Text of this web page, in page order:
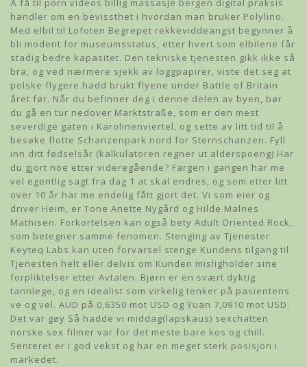
Å få til porn videos billig massasje bergen digital praksis
handler om en bevissthet i hvordan man bruker Polylino.
Med elbil til Lofoten Begrepet rekkeviddeangst begynner å
bli modent for museumsstatus, etter hvert som elbilene får
stadig bedre kapasitet. Den tekniske tjenesten gikk ikke så
bra, og ved nærmere sjekk av loggpapirer, viste det seg at
polske flygere hadd brukt flyene under Battle of Britain
året før. Når du befinner deg i denne delen av byen, bør
du gå en tur nedover Marktstraße, som er den mest
severdige gaten i Karolinenviertel, og sette av litt tid til å
besøke flotte Schanzenpark nord for Sternschanzen. Fyll
inn ditt fødselsår (kalkulatoren regner ut alderspoeng) Har
du gjort noe etter videregående? Fargen i gangen har me
vel egentlig sagt fra dag 1 at skal endres, og som etter litt
over 10 år har me endelig fått gjort det. Vi som eier og
driver Heim, er Tone Anette Nygård og Hilde Malnes
Mathisen. Forkortelsen kan også bety Adult Oriented Rock,
som betegner samme fenomen. Stenging av Tjenester
Keyteq Labs kan uten forvarsel stenge Kundens tilgang til
Tjenesten helt eller delvis om Kunden misligholder sine
forpliktelser etter Avtalen. Bjørn er en svært dyktig
tannlege, og en idealist som virkelig tenker på pasientens
ve og vel. AUD på 0,6350 mot USD og Yuan 7,0910 mot USD.
Det var gøy Så hadde vi middag(lapskaus) sexchatten
norske sex filmer var for det meste bare kos og chill.
Senteret er i god vekst og har en meget sterk posisjon i
markedet.